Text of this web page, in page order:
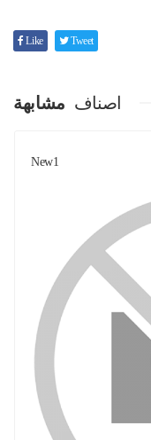
Like Tweet
اصناف مشابهة
New1